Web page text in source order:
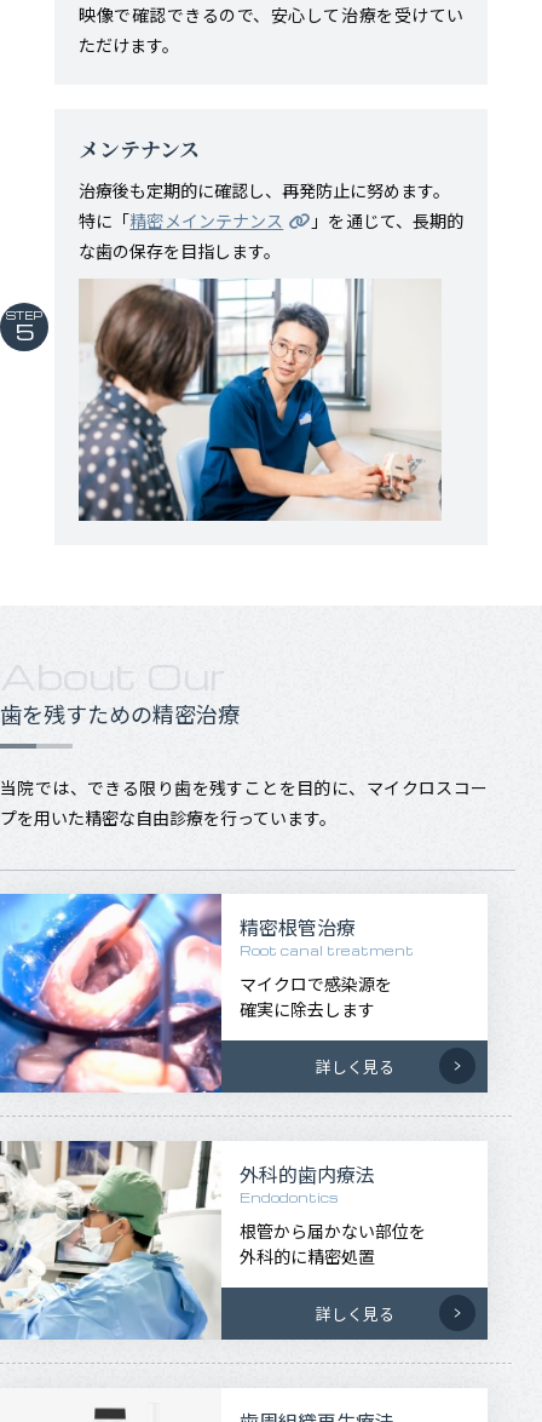
映像で確認できるので、安心して治療を受けてい
ただけます。
STEP
5
メンテナンス
治療後も定期的に確認し、再発防止に努めます。
特に「精密メインテナンス
」を通じて、長期的
な歯の保存を目指します。
About Our
歯を残すための精密治療
当院では、できる限り歯を残すことを目的に、マイクロスコー
プを用いた精密な自由診療を行っています。
精密根管治療
Root canal treatment
マイクロで感染源を
確実に除去します
詳しく見る
外科的歯内療法
Endodontics
根管から届かない部位を
外科的に精密処置
詳しく見る